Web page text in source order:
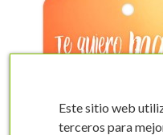
Este sitio web
terceros para